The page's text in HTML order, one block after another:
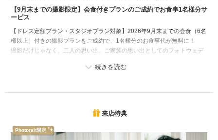
【9月末までの撮影限定】会食付きプランのご成約でお食事1名様分サ
ービス
【ドレス定額プラン・スタジオプラン対象】2026年9月末までの会食（6名
様以上）付きの撮影プランをご成約で、1名様分のお食事代が無料に！
撮影だけじゃなく、二人の思い出、ご家族の思い出としてのフォトウェデ
来店特典
Photorait限定